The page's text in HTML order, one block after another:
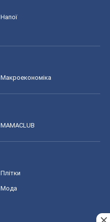
Напої
Макроекономіка
MAMACLUB
Плітки
Мода